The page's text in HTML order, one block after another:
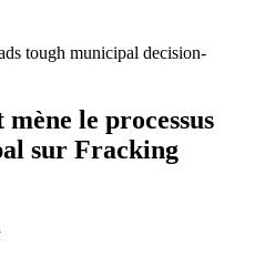
tough municipal decision-
le processus
sur Fracking